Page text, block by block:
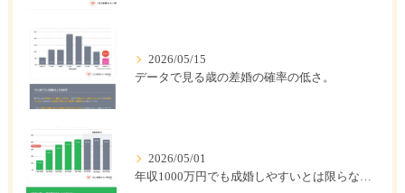
2026/05/15
データで見る歳の差婚の確率の低さ。
2026/05/01
年収1000万円でも成婚しやすいとは限らない? 「年収帯別の成婚率」のリアル